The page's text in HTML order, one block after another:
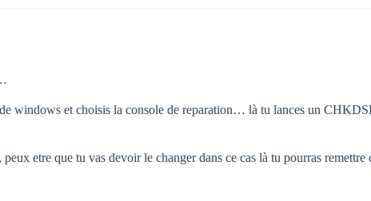
windows et choisis la console de reparation… là tu lances un
etre que tu vas devoir le changer dans ce cas là tu pourras